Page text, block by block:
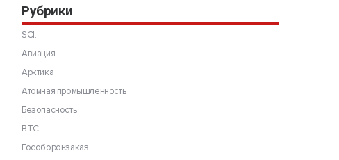
Рубрики
SCI.
Авиация
Арктика
Атомная промышленность
Безопасность
ВТС
Гособоронзаказ